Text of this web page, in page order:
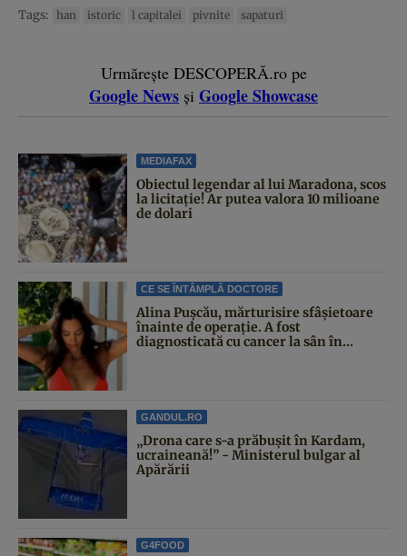
Tags: han istoric l capitalei pivnite sapaturi
Urmărește DESCOPERĂ.ro pe
Google News și Google Showcase
MEDIAFAX
Obiectul legendar al lui Maradona, scos
la licitație! Ar putea valora 10 milioane
de dolari
CE SE ÎNTÂMPLĂ DOCTORE
Alina Pușcău, mărturisire sfâșietoare
înainte de operație. A fost
diagnosticată cu cancer la sân în...
GANDUL.RO
„Drona care s-a prăbușit în Kardam,
ucraineană!” - Ministerul bulgar al
Apărării
G4FOOD